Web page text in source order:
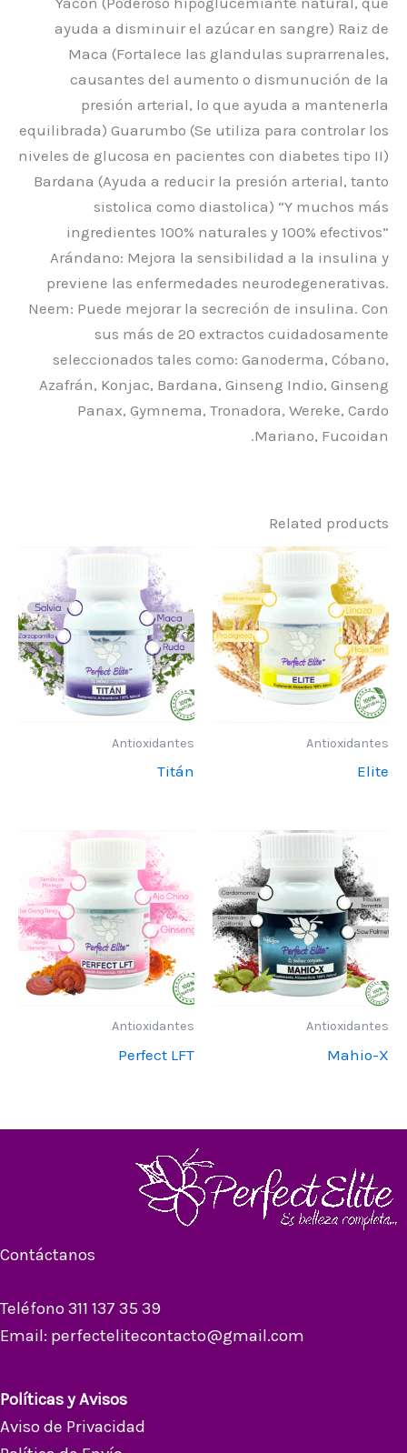
ayuda a disminuir el azúcar en sangre) Raiz de
Maca (Fortalece las glandulas suprarrenales,
causantes del aumento o dismunución de la
presión arterial, lo que ayuda a mantenerla
equilibrada) Guarumbo (Se utiliza para controlar los
niveles de glucosa en pacientes con diabetes tipo II)
Bardana (Ayuda a reducir la presión arterial, tanto
sistolica como diastolica) “Y muchos más
ingredientes 100% naturales y 100% efectivos”
Arándano: Mejora la sensibilidad a la insulina y
previene las enfermedades neurodegenerativas.
Neem: Puede mejorar la secreción de insulina. Con
sus más de 20 extractos cuidadosamente
seleccionados tales como: Ganoderma, Cóbano,
Azafrán, Konjac, Bardana, Ginseng Indio, Ginseng
Panax, Gymnema, Tronadora, Wereke, Cardo
Mariano, Fucoidan.
Related products
Antioxidantes
Elite
Antioxidantes
Titán
Antioxidantes
Mahio-X
Antioxidantes
Perfect LFT
Contáctanos
Teléfono 311 137 35 39
Email: perfectelitecontacto@gmail.com
Políticas y Avisos
Aviso de Privacidad